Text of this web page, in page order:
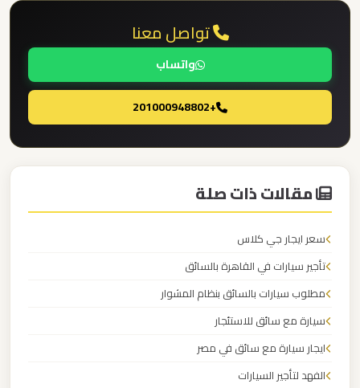
تواصل معنا
واتساب
+201000948802
مقالات ذات صلة
سعر ايجار جي كلاس
تأجير سيارات في القاهرة بالسائق
مطلوب سيارات بالسائق بنظام المشوار
سيارة مع سائق للاستئجار
ايجار سيارة مع سائق في مصر
الفهد لتأجير السيارات
الساخن
ليموزين
أسعار
ليموزين
القاهرة
ليموزين
الغردقة
ليموزين